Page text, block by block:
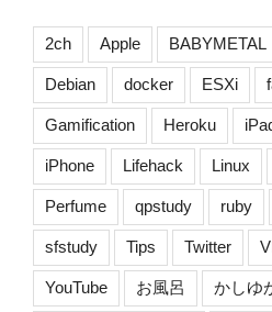
る
日々]”
の
2ch Apple BABYMETAL
Debian docker ESXi
Gamification Heroku
iPhone Lifehack Linux
Perfume qpstudy ruby
sfstudy Tips Twitter
YouTube お風呂 かしゆ